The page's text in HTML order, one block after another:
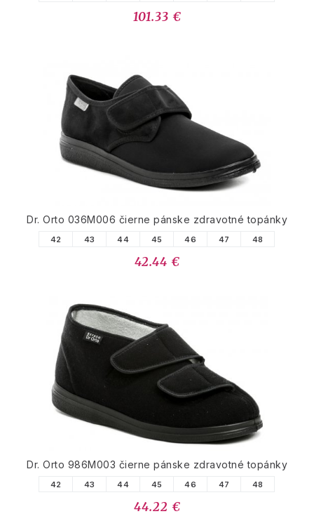
101.33 €
Dr. Orto 036M006 čierne pánske zdravotné topánky
42 43 44 45 46 47 48
42.44 €
Dr. Orto 986M003 čierne pánske zdravotné topánky
42 43 44 45 46 47 48
44.22 €